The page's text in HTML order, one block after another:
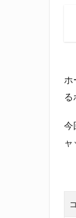
ホ
る
今